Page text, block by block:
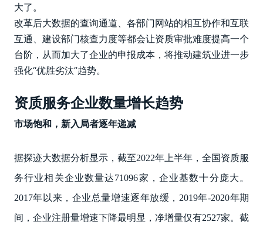
大了。
改革后大数据的查询通道、各部门网站的相互协作和互联
互通、建设部门核查力度等都会让资质审批难度提高一个
台阶，从而加大了企业的申报成本，将推动建筑业进一步
强化“优胜劣汰”趋势。
资质服务企业数量增长趋势
市场饱和，新入局者逐年递减
据探迹大数据分析显示，截至2022年上半年，全国资质服
务行业相关企业数量达71096家，企业基数十分庞大。
2017年以来，企业总量增速逐年放缓，2019年-2020年期
间，企业注册量增速下降最明显，净增量仅有2527家。截